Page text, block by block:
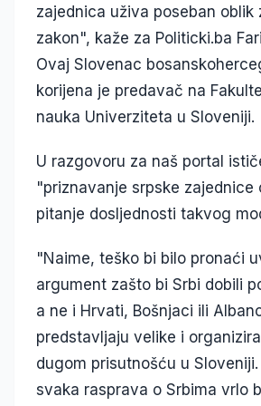
zajednica uživa poseban oblik
zakon", kaže za Politicki.ba
Ovaj Slovenac
korijena je predavač na
nauka Univerziteta u Sloveniji.
U razgovoru za naš portal
"priznavanje srpske zajednice
pitanje dosljednosti takvog
"Naime, teško bi bilo pronaći
argument zašto bi Srbi dobili
a ne i Hrvati, Bošnjaci ili
predstavljaju velike i
dugom prisutnošću u
svaka rasprava o Srbima vrlo